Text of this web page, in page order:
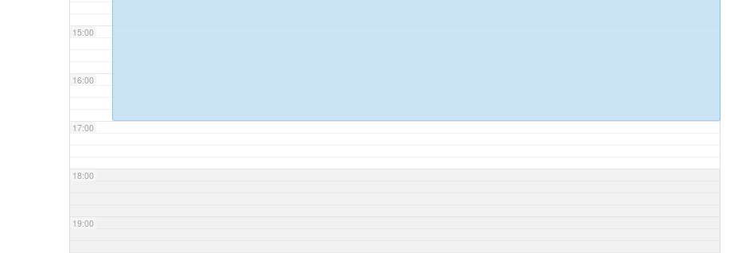
15:00
16:00
17:00
18:00
19:00